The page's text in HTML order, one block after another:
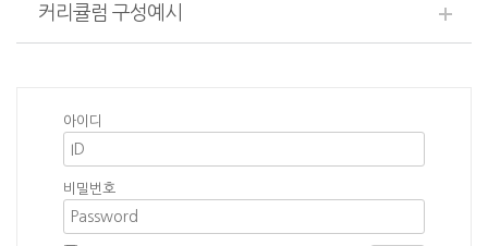
커리큘럼 구성예시
아이디
비밀번호